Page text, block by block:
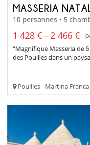
MASSERIA
10 personnes • 5
1 428 € - 2 466 €
"Magnifique Masseria de
des Pouilles dans un
Pouilles - Martina Franca